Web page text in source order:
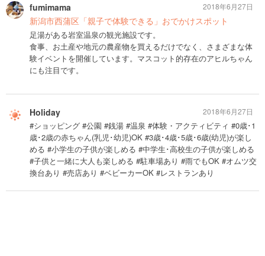
fumimama
新潟市西蒲区「親子で体験できる」おでかけスポット
足湯がある岩室温泉の観光施設です。
食事、お土産や地元の農産物を買えるだけでなく、さまざまな体
験イベントを開催しています。マスコット的存在のアヒルちゃん
にも注目です。
2018年6月27日
Holiday
#ショッピング #公園 #銭湯 #温泉 #体験・アクティビティ #0歳･1
歳･2歳の赤ちゃん(乳児･幼児)OK #3歳･4歳･5歳･6歳(幼児)が楽し
める #小学生の子供が楽しめる #中学生･高校生の子供が楽しめる
#子供と一緒に大人も楽しめる #駐車場あり #雨でもOK #オムツ交
換台あり #売店あり #ベビーカーOK #レストランあり
2018年6月27日